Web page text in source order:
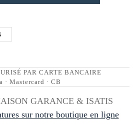
PAR CARTE BANCAIRE
· Mastercard · CB
GARANCE & ISATIS
sur notre boutique en ligne